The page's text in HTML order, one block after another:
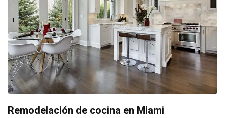
Remodelación de cocina en Miami